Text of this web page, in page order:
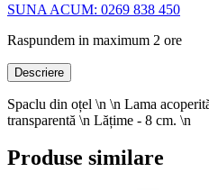
SUNA ACUM: 0269 838 450
Raspundem in maximum 2 ore
Descriere
Spaclu din oțel \n \n Lama
transparentă \n Lățime - 8 cm. \n
Produse similare